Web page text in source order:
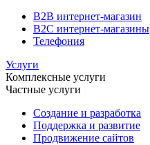
B2B интернет-магазин
B2C интернет-магазины
Телефония
Услуги
Комплексные услуги
Частные услуги
Создание и разработка
Поддержка и развитие
Продвижение сайтов